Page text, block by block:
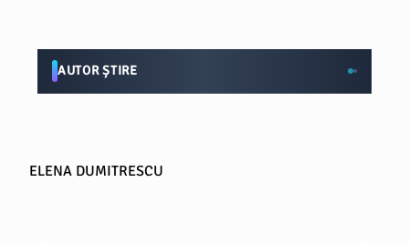
AUTOR ȘTIRE
ELENA DUMITRESCU